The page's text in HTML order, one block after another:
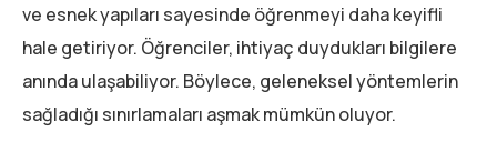
ve esnek yapıları sayesinde öğrenmeyi daha keyifli
hale getiriyor. Öğrenciler, ihtiyaç duydukları bilgilere
anında ulaşabiliyor. Böylece, geleneksel yöntemlerin
sağladığı sınırlamaları aşmak mümkün oluyor.